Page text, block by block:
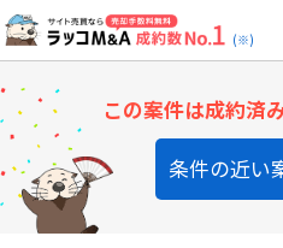
(※)
この案件は成約済
条件の近い